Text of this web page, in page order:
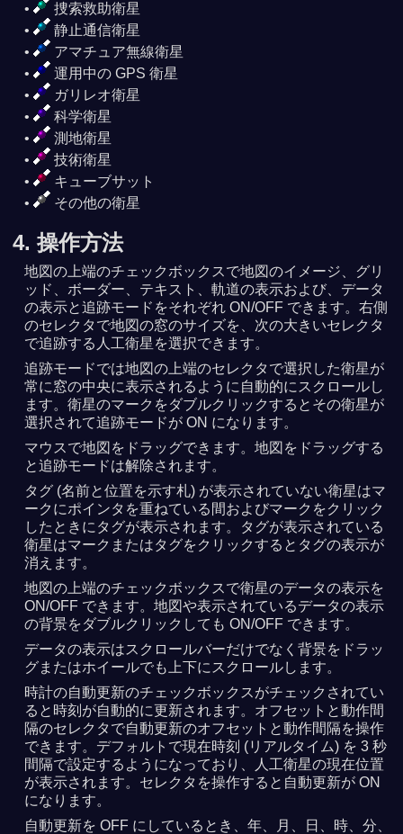
捜索救助衛星
静止通信衛星
アマチュア無線衛星
運用中の GPS 衛星
ガリレオ衛星
科学衛星
測地衛星
技術衛星
キューブサット
その他の衛星
4. 操作方法
地図の上端のチェックボックスで地図のイメージ、グリ
ッド、ボーダー、テキスト、軌道の表示および、データ
の表示と追跡モードをそれぞれ ON/OFF できます。右側
のセレクタで地図の窓のサイズを、次の大きいセレクタ
で追跡する人工衛星を選択できます。
追跡モードでは地図の上端のセレクタで選択した衛星が
常に窓の中央に表示されるように自動的にスクロールし
ます。衛星のマークをダブルクリックするとその衛星が
選択されて追跡モードが ON になります。
マウスで地図をドラッグできます。地図をドラッグする
と追跡モードは解除されます。
タグ (名前と位置を示す札) が表示されていない衛星はマ
ークにポインタを重ねている間およびマークをクリック
したときにタグが表示されます。タグが表示されている
衛星はマークまたはタグをクリックするとタグの表示が
消えます。
地図の上端のチェックボックスで衛星のデータの表示を
ON/OFF できます。地図や表示されているデータの表示
の背景をダブルクリックしても ON/OFF できます。
データの表示はスクロールバーだけでなく背景をドラッ
グまたはホイールでも上下にスクロールします。
時計の自動更新のチェックボックスがチェックされてい
ると時刻が自動的に更新されます。オフセットと動作間
隔のセレクタで自動更新のオフセットと動作間隔を操作
できます。デフォルトで現在時刻 (リアルタイム) を 3 秒
間隔で設定するようになっており、人工衛星の現在位置
が表示されます。セレクタを操作すると自動更新が ON
になります。
自動更新を OFF にしているとき、年、月、日、時、分、